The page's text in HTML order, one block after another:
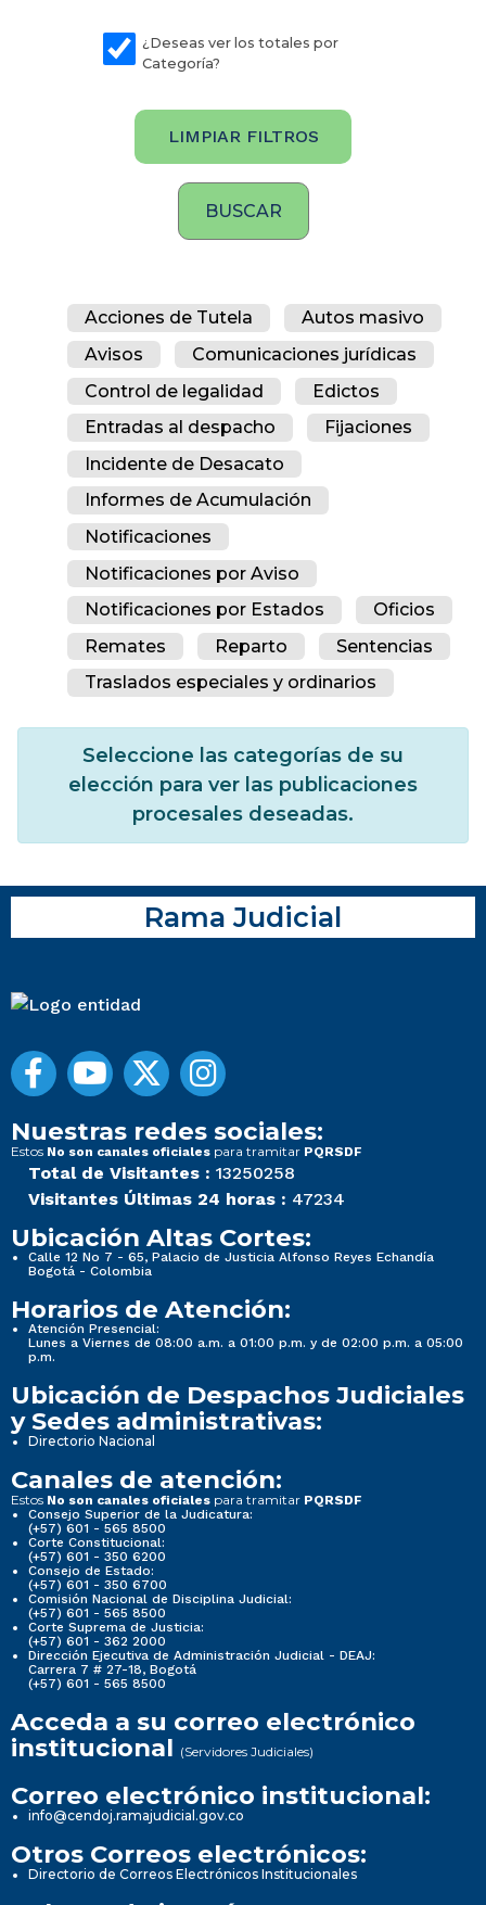
¿Deseas ver los totales por
Categoría?
LIMPIAR FILTROS
Acciones de Tutela
Autos masivo
Avisos
Comunicaciones jurídicas
Control de legalidad
Edictos
Entradas al despacho
Fijaciones
Incidente de Desacato
Informes de Acumulación
Notificaciones
Notificaciones por Aviso
Notificaciones por Estados
Oficios
Remates
Reparto
Sentencias
Traslados especiales y ordinarios
Seleccione las categorías de su
elección para ver las publicaciones
procesales deseadas.
Rama Judicial
Nuestras redes sociales:
Estos No son canales oficiales para tramitar PQRSDF
Total de Visitantes : 13250258
Visitantes Últimas 24 horas : 47234
Ubicación Altas Cortes:
Calle 12 No 7 - 65, Palacio de Justicia Alfonso Reyes Echandía
Bogotá - Colombia
Horarios de Atención:
Atención Presencial:
Lunes a Viernes de 08:00 a.m. a 01:00 p.m. y de 02:00 p.m. a 05:00
p.m.
Ubicación de Despachos Judiciales
y Sedes administrativas:
Directorio Nacional
Canales de atención:
Estos No son canales oficiales para tramitar PQRSDF
Consejo Superior de la Judicatura:
(+57) 601 - 565 8500
Corte Constitucional:
(+57) 601 - 350 6200
Consejo de Estado:
(+57) 601 - 350 6700
Comisión Nacional de Disciplina Judicial:
(+57) 601 - 565 8500
Corte Suprema de Justicia:
(+57) 601 - 362 2000
Dirección Ejecutiva de Administración Judicial - DEAJ:
Carrera 7 # 27-18, Bogotá
(+57) 601 - 565 8500
Acceda a su correo electrónico
institucional (Servidores Judiciales)
Correo electrónico institucional:
info@cendoj.ramajudicial.gov.co
Otros Correos electrónicos:
Directorio de Correos Electrónicos Institucionales